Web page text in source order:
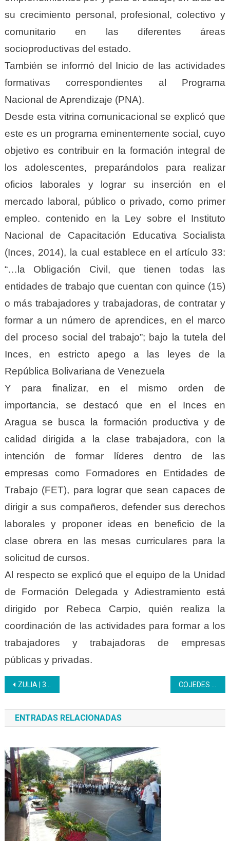
su crecimiento personal, profesional, colectivo y
comunitario en las diferentes áreas
socioproductivas del estado.
También se informó del Inicio de las actividades
formativas correspondientes al Programa
Nacional de Aprendizaje (PNA).
Desde esta vitrina comunicacional se explicó que
este es un programa eminentemente social, cuyo
objetivo es contribuir en la formación integral de
los adolescentes, preparándolos para realizar
oficios laborales y lograr su inserción en el
mercado laboral, público o privado, como primer
empleo. contenido en la Ley sobre el Instituto
Nacional de Capacitación Educativa Socialista
(Inces, 2014), la cual establece en el artículo 33:
“…la Obligación Civil, que tienen todas las
entidades de trabajo que cuentan con quince (15)
o más trabajadores y trabajadoras, de contratar y
formar a un número de aprendices, en el marco
del proceso social del trabajo”; bajo la tutela del
Inces, en estricto apego a las leyes de la
República Bolivariana de Venezuela
Y para finalizar, en el mismo orden de
importancia, se destacó que en el Inces en
Aragua se busca la formación productiva y de
calidad dirigida a la clase trabajadora, con la
intención de formar líderes dentro de las
empresas como Formadores en Entidades de
Trabajo (FET), para lograr que sean capaces de
dirigir a sus compañeros, defender sus derechos
laborales y proponer ideas en beneficio de la
clase obrera en las mesas curriculares para la
solicitud de cursos.
Al respecto se explicó que el equipo de la Unidad
de Formación Delegada y Adiestramiento está
dirigido por Rebeca Carpio, quién realiza la
coordinación de las actividades para formar a los
trabajadores y trabajadoras de empresas
públicas y privadas.
Navegación
de
entradas
ZULIA | 369 estudiantes atiende el Inces a través del CFS Ciudad Paraute en tres municipios de la COL
ENTRADAS RELACIONADAS